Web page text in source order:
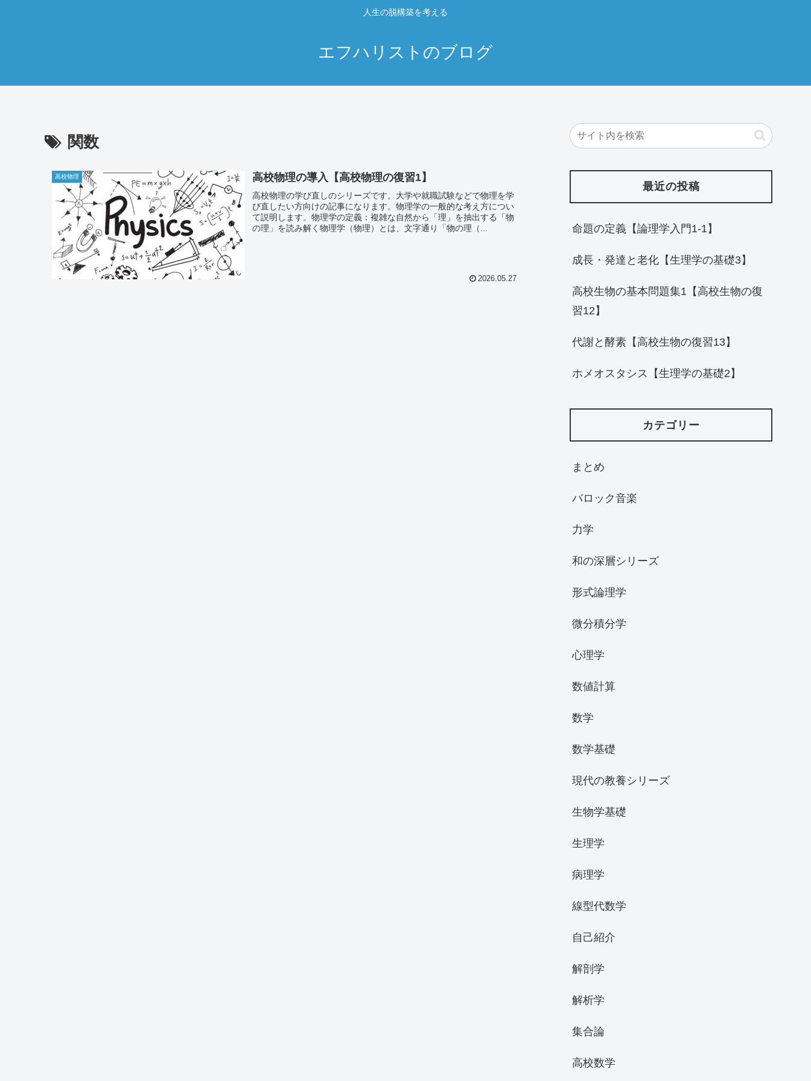
人生の脱構築を考える
エフハリストのブログ
関数
高校物理 高校物理の導入【高校物理の復習1】
高校物理の学び直しのシリーズです。大学や就職試験などで物理を学
び直したい方向けの記事になります。物理学の一般的な考え方につい
て説明します。物理学の定義：複雑な自然から「理」を抽出する「物
の理」を読み解く物理学（物理）とは、文字通り「物の理（...
2026.05.27
最近の投稿
命題の定義【論理学入門1-1】
成長・発達と老化【生理学の基礎3】
高校生物の基本問題集1【高校生物の復
習12】
代謝と酵素【高校生物の復習13】
ホメオスタシス【生理学の基礎2】
カテゴリー
まとめ
バロック音楽
力学
和の深層シリーズ
形式論理学
微分積分学
心理学
数値計算
数学
数学基礎
現代の教養シリーズ
生物学基礎
生理学
病理学
線型代数学
自己紹介
解剖学
解析学
集合論
高校数学